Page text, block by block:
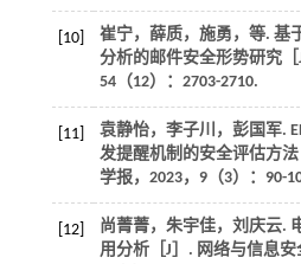
[10] 崔宁，薛质，施勇， 等. 基
分析的邮件安全形势研究［
54（12）：2703-2710.
[11]
袁静怡，李子川，彭国军.
发提醒机制的安全评估方法
学报， 2023， 9（3）：90-
[12]
尚菁菁，朱宇佳，刘庆云.
用分析［J］. 网络与信息安